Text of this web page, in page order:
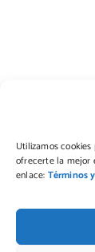
Utilizamos
ofrecerte la mejor
enlace: Términos